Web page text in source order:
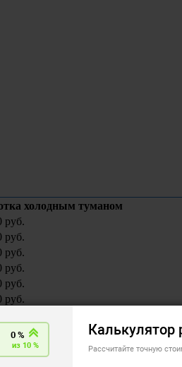
холодным туманом
руб.
руб.
руб.
руб.
руб.
руб.
руб.
м2